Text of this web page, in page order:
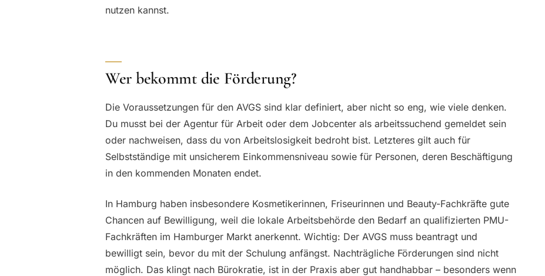
nutzen kannst.
Wer bekommt die Förderung?
Die Voraussetzungen für den AVGS sind klar definiert, aber nicht so eng, wie viele denken.
Du musst bei der Agentur für Arbeit oder dem Jobcenter als arbeitssuchend gemeldet sein
oder nachweisen, dass du von Arbeitslosigkeit bedroht bist. Letzteres gilt auch für
Selbstständige mit unsicherem Einkommensniveau sowie für Personen, deren Beschäftigung
in den kommenden Monaten endet.
In Hamburg haben insbesondere Kosmetikerinnen, Friseurinnen und Beauty-Fachkräfte gute
Chancen auf Bewilligung, weil die lokale Arbeitsbehörde den Bedarf an qualifizierten PMU-
Fachkräften im Hamburger Markt anerkennt. Wichtig: Der AVGS muss beantragt und
bewilligt sein, bevor du mit der Schulung anfängst. Nachträgliche Förderungen sind nicht
möglich. Das klingt nach Bürokratie, ist in der Praxis aber gut handhabbar – besonders wenn